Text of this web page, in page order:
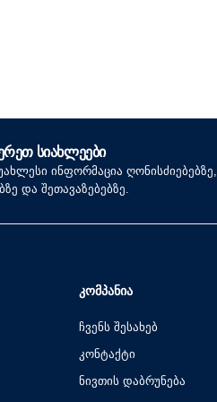
ᲡᲘᲐᲮᲚᲔᲔᲑᲘ
ინფორმაცია ღონისძიებებზე,
და შეთავაზებებზე.
ᲙᲝᲛᲞᲐᲜᲘᲐ
ჩვენს შესახებ
კონტაქტი
ნივთის დაბრუნება